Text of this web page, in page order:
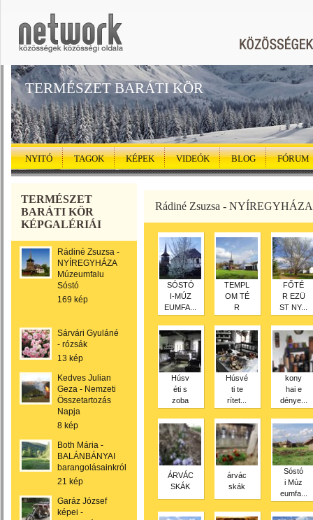
TERMÉSZET BARÁTI KÖR
NYITÓ TAGOK KÉPEK VIDEÓK BLOG FÓRUM
TERMÉSZET
BARÁTI KÖR
KÉPGALÉRIÁI
Rádiné Zsuzsa -
NYÍREGYHÁZA
Múzeumfalu
Sóstó
169 kép
Sárvári Gyuláné
- rózsák
13 kép
Kedves Julian
Geza - Nemzeti
Összetartozás
Napja
8 kép
Both Mária -
BALÁNBÁNYAI
barangolásainkról
21 kép
Garáz József
képei -
Rádiné Zsuzsa - NYÍREGYHÁZA
SÓSTÓ
I-MÚZ
EUMFA...
TEMPL
OM TÉ
R
FŐTÉ
R EZÜ
ST NY...
Húsv
éti s
zoba
Húsvé
ti te
rítet...
kony
hai e
dénye...
ÁRVÁC
SKÁK
árvác
skák
Sóstó
i Múz
eumfa...